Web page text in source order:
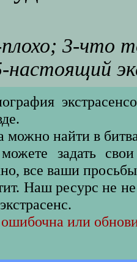
плохо; 3-
настоящий
можно найти в
задать
все ваши просьбы
Наш ресурс не
или